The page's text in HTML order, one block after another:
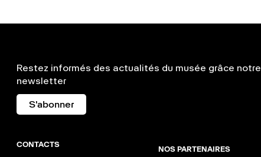
Restez informés des actualités du musée grâce notre
newsletter
S'abonner
CONTACTS
NOS PARTENAIRES